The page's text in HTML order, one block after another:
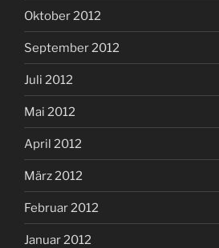
Oktober 2012
September 2012
Juli 2012
Mai 2012
April 2012
März 2012
Februar 2012
Januar 2012